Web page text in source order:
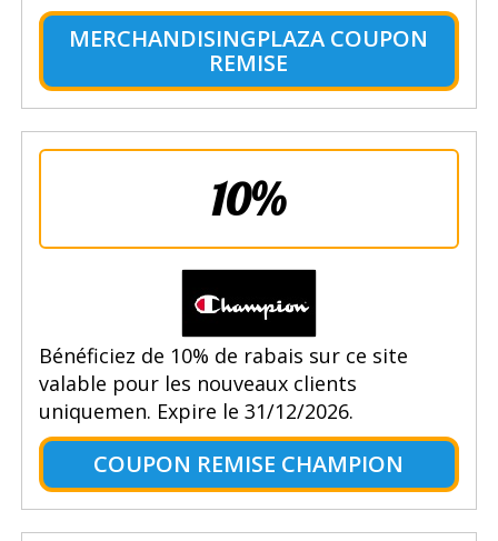
MERCHANDISINGPLAZA COUPON
REMISE
10%
Bénéficiez de 10% de rabais sur ce site
valable pour les nouveaux clients
uniquemen. Expire le 31/12/2026.
COUPON REMISE CHAMPION